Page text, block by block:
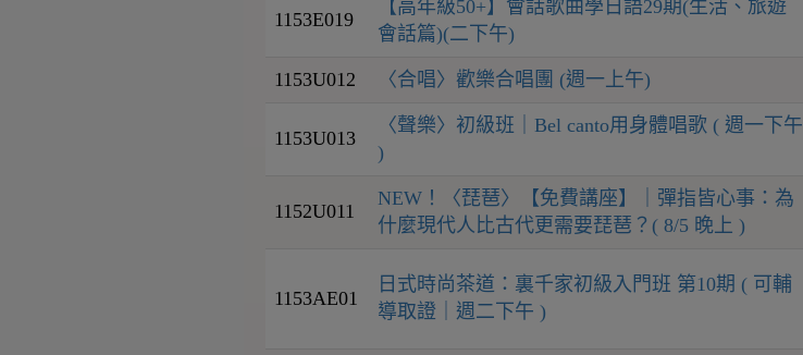
1153E019
【高年級50+】會話歌曲學日語29期(生活、旅遊
會話篇)(二下午)
1153U012 〈合唱〉歡樂合唱團 (週一上午)
1153U013
〈聲樂〉初級班｜Bel canto用身體唱歌 ( 週一下午
)
1152U011
NEW！〈琵琶〉【免費講座】｜彈指皆心事：為
什麼現代人比古代更需要琵琶？( 8/5 晚上 )
1153AE01
日式時尚茶道：裏千家初級入門班 第10期 ( 可輔
導取證｜週二下午 )